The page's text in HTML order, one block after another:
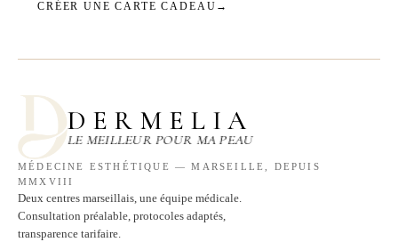
CRÉER UNE CARTE CADEAU →
DERMELIA
LE MEILLEUR POUR MA PEAU
MÉDECINE ESTHÉTIQUE — MARSEILLE, DEPUIS
MMXVIII
Deux centres marseillais, une équipe médicale.
Consultation préalable, protocoles adaptés,
transparence tarifaire.